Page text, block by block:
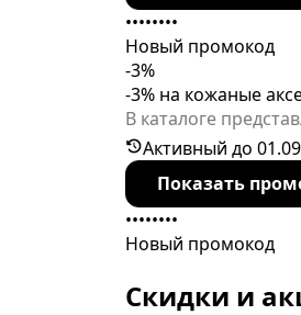
••••••••
Новый промокод
-3%
-3% на кожаные
В каталоге
аксессуары,
"Малевич". Срок
Активный до
Показать
••••••••
Новый промокод
Скидки и